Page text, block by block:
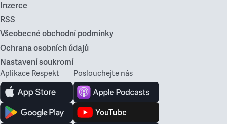
Inzerce
RSS
Všeobecné obchodní podmínky
Ochrana osobních údajů
Nastavení soukromí
Aplikace Respekt Poslouchejte nás